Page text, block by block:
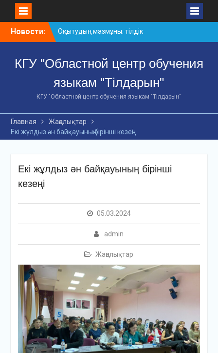
Новости:
Оқытудың мазмұны: тілдік
дағдылар және
стратегиялар
АХМЕТ БАЙТҰРСЫНҰЛЫ
АТЫНДАҒЫ «ҮЗДІК
ОҚЫТУШЫ-2026»
«Мемлекеттік тіл –
Тәуелсіздік символы»
облыстық байқауы
КГУ "Областной центр обучения
языкам "Тілдарын"
КГУ "Областной центр обучения языкам "Тілдарын"
Главная
Жаңалықтар
Екі жұлдыз ән байқауының бірінші кезеңі
Екі жұлдыз ән байқауының бірінші
кезеңі
05.03.2024
admin
Жаңалықтар